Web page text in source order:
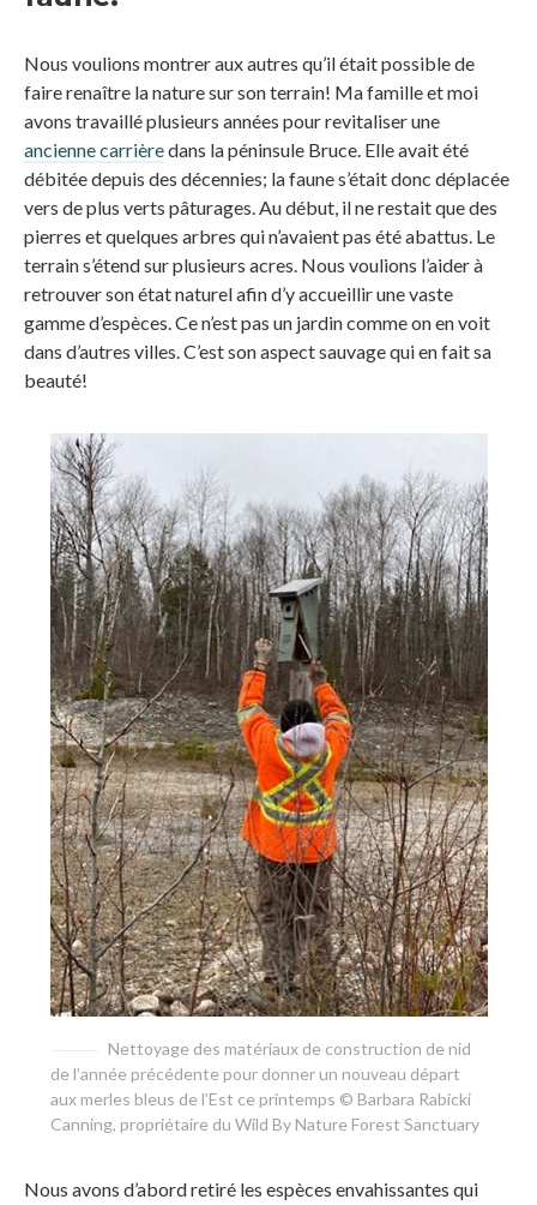
Nous voulions montrer aux autres qu’il était possible de
faire renaître la nature sur son terrain! Ma famille et moi
avons travaillé plusieurs années pour revitaliser une
ancienne carrièredans la péninsule Bruce. Elle avait été
débitée depuis des décennies; la faune s’était donc déplacée
vers de plus verts pâturages. Au début, il ne restait que des
pierres et quelques arbres qui n’avaient pas été abattus. Le
terrain s’étend sur plusieurs acres. Nous voulions l’aider à
retrouver son état naturel afin d’y accueillir une vaste
gamme d’espèces. Ce n’est pas un jardin comme on en voit
dans d’autres villes. C’est son aspect sauvage qui en fait sa
beauté!
Nettoyage des matériaux de construction de nid
de l’année précédente pour donner un nouveau départ
aux merles bleus de l’Est ce printemps © Barbara Rabicki
Canning, propriétaire du Wild By Nature Forest Sanctuary
Nous avons d’abord retiré les espèces envahissantes qui